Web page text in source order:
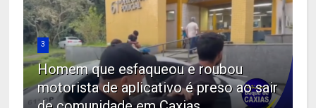
3
Homem que esfaqueou e roubou
motorista de aplicativo é preso ao sair